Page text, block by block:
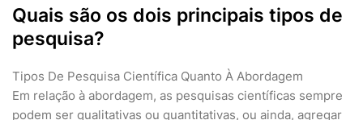
Quais são os dois principais tipos de
pesquisa?
Tipos De Pesquisa Científica Quanto À Abordagem
Em relação à abordagem, as pesquisas científicas sempre
podem ser qualitativas ou quantitativas, ou ainda, agregar